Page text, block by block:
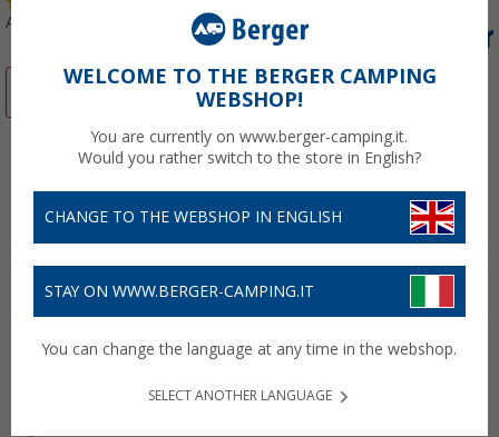
Articolo n: 401100
WELCOME TO THE BERGER CAMPING
WEBSHOP!
You are currently on www.berger-camping.it.
Would you rather switch to the store in English?
CHANGE TO THE WEBSHOP IN ENGLISH
STAY ON WWW.BERGER-CAMPING.IT
You can change the language at any time in the webshop.
SELECT ANOTHER LANGUAGE